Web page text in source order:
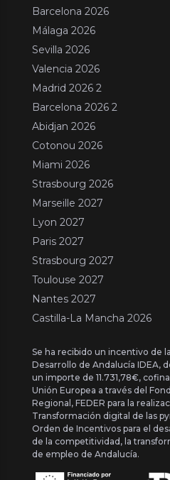
Barcelona 2026
Málaga 2026
Sevilla 2026
Valencia 2026
Madrid 2026 2
Barcelona 2026 2
Abidjan 2026
Cotonou 2026
Miami 2026
Strasbourg 2026
Marseille 2027
Lyon 2027
Paris 2027
Strasbourg 2027
Toulouse 2027
Nantes 2027
Castilla-La Mancha 2026
Se ha recibido un incentivo de
Desarrollo de Andalucía IDEA,
un importe de 11.731,78€,
Unión Europea a través del
Regional, FEDER para la
Transformación digital de las
Orden de Incentivos para el
de la competitividad, la
de empleo de Andalucía.